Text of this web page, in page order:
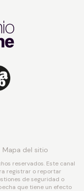
Mapa del sitio
reservados. Este canal
registrar o reportar
de seguridad o
que tiene un efecto